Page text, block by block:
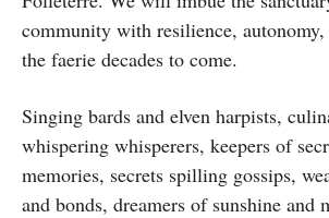
community with resilience,
the faerie decades to come.
Singing bards and elven harpists,
whispering whisperers, keepers of
memories, secrets spilling gossips,
and bonds, dreamers of sunshine and